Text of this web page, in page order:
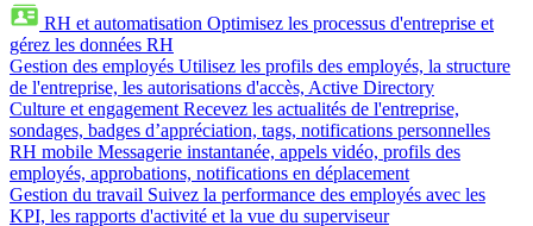
RH et automatisation Optimisez les processus d'entreprise et
gérez les données RH
Gestion des employés Utilisez les profils des employés, la structure
de l'entreprise, les autorisations d'accès, Active Directory
Culture et engagement Recevez les actualités de l'entreprise,
sondages, badges d’appréciation, tags, notifications personnelles
RH mobile Messagerie instantanée, appels vidéo, profils des
employés, approbations, notifications en déplacement
Gestion du travail Suivez la performance des employés avec les
KPI, les rapports d'activité et la vue du superviseur